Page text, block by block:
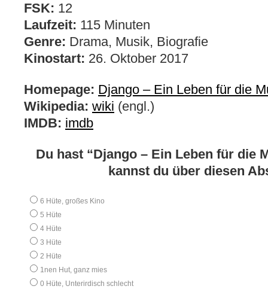
FSK: 12
Laufzeit: 115 Minuten
Genre: Drama, Musik, Biografie
Kinostart: 26. Oktober 2017
Homepage: Django – Ein Leben für die
Wikipedia: wiki (engl.)
IMDB: imdb
Du hast “Django – Ein Leben für die
kannst du über diesen
6 Hüte, großes Kino
5 Hüte
4 Hüte
3 Hüte
2 Hüte
1nen Hut, ganz mies
0 Hüte, Unterirdisch schlecht